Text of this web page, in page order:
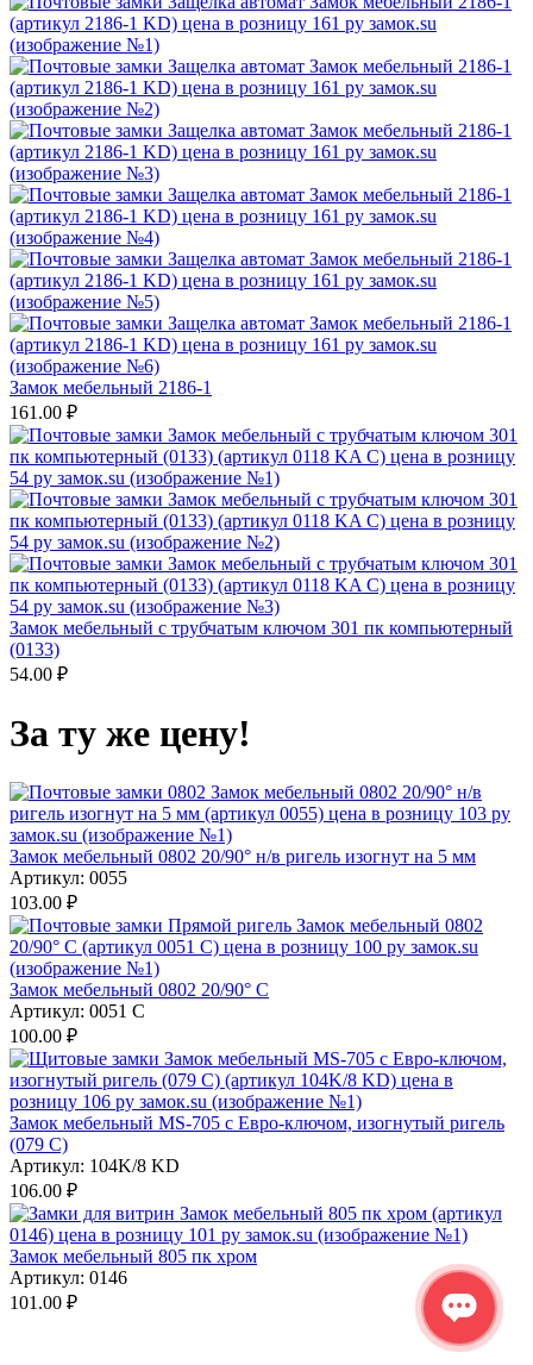
Замок мебельный 2186-1
161.00 ₽
Замок мебельный с трубчатым ключом 301 пк компьютерный
(0133)
54.00 ₽
За ту же цену!
Замок мебельный 0802 20/90° н/в ригель изогнут на 5 мм
Артикул: 0055
103.00 ₽
Замок мебельный 0802 20/90° C
Артикул: 0051 C
100.00 ₽
Замок мебельный MS-705 с Евро-ключом, изогнутый ригель
(079 C)
Артикул: 104K/8 KD
106.00 ₽
Замок мебельный 805 пк хром
Артикул: 0146
101.00 ₽